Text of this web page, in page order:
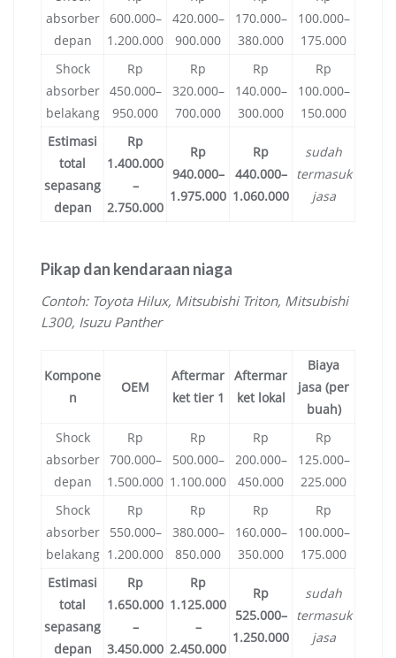
absorber
depan
600.000–
1.200.000
420.000–
900.000
170.000–
380.000
100.000–
175.000
Shock
absorber
belakang
Rp
450.000–
950.000
Rp
320.000–
700.000
Rp
140.000–
300.000
Rp
100.000–
150.000
Estimasi
total
sepasang
depan
Rp
1.400.000
–
2.750.000
Rp
940.000–
1.975.000
Rp
440.000–
1.060.000
sudah
termasuk
jasa
Pikap dan kendaraan niaga
Contoh: Toyota Hilux, Mitsubishi Triton, Mitsubishi
L300, Isuzu Panther
Kompone
n
OEM
Aftermar
ket tier 1
Aftermar
ket lokal
Biaya
jasa (per
buah)
Shock
absorber
depan
Rp
700.000–
1.500.000
Rp
500.000–
1.100.000
Rp
200.000–
450.000
Rp
125.000–
225.000
Shock
absorber
belakang
Rp
550.000–
1.200.000
Rp
380.000–
850.000
Rp
160.000–
350.000
Rp
100.000–
175.000
Estimasi
total
sepasang
depan
Rp
1.650.000
–
3.450.000
Rp
1.125.000
–
2.450.000
Rp
525.000–
1.250.000
sudah
termasuk
jasa